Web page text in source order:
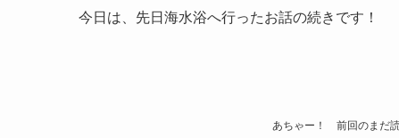
今日は、先日海水浴へ行ったお話の続きです！
あちゃー！ 前回のまだ